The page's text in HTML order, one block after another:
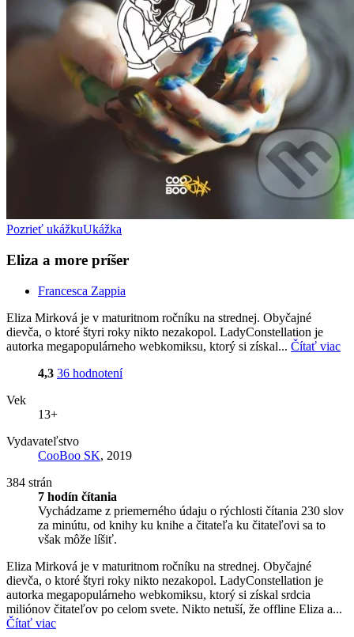
Pozrieť ukážkuUkážka
Eliza a more príšer
Francesca Zappia
Eliza Mirková je v maturitnom ročníku na strednej. Obyčajné
dievča, o ktoré štyri roky nikto nezakopol. LadyConstellation je
autorka megapopulárneho webkomiksu, ktorý si získal... Čítať viac
4,3 36 hodnotení
Vek
13+
Vydavateľstvo
CooBoo SK, 2019
384 strán
7 hodín čítania
Vychádzame z priemerného údaju o rýchlosti čítania 230 slov
za minútu, od knihy ku knihe a čitateľa ku čitateľovi sa to
však môže líšiť.
Eliza Mirková je v maturitnom ročníku na strednej. Obyčajné
dievča, o ktoré štyri roky nikto nezakopol. LadyConstellation je
autorka megapopulárneho webkomiksu, ktorý si získal srdcia
miliónov čitateľov po celom svete. Nikto netuší, že offline Eliza a...
Čítať viac